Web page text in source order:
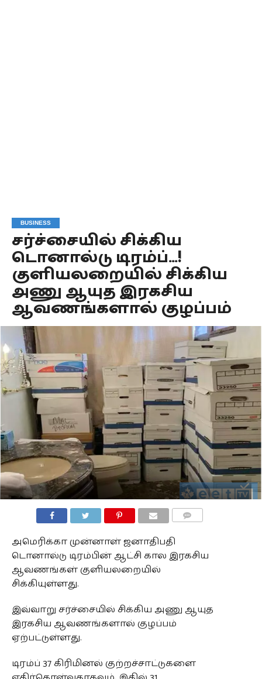
BUSINESS
சர்ச்சையில் சிக்கிய
டொனால்டு டிரம்ப்…!
குளியலறையில் சிக்கிய
அணு ஆயுத இரகசிய
ஆவணங்களால் குழப்பம்
அமெரிக்கா முன்னாள் ஜனாதிபதி
டொனால்டு டிரம்பின் ஆட்சி கால இரகசிய
ஆவணங்கள் குளியலறையில்
சிக்கியுள்ளது.
இவ்வாறு சர்ச்சையில் சிக்கிய அணு ஆயுத
இரகசிய ஆவணங்களால் குழப்பம்
ஏற்பட்டுள்ளது.
டிரம்ப் 37 கிரிமினல் குற்றச்சாட்டுகளை